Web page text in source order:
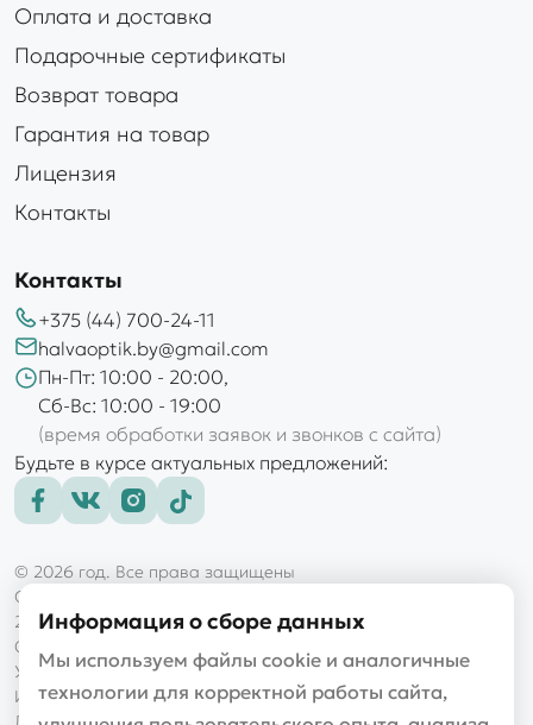
Оплата и доставка
Подарочные сертификаты
Возврат товара
Гарантия на товар
Лицензия
Контакты
Контакты
+375 (44) 700-24-11
halvaoptik.by@gmail.com
Пн-Пт: 10:00 - 20:00,
Сб-Вс: 10:00 - 19:00
(время обработки заявок и звонков с сайта)
Будьте в курсе актуальных предложений:
© 2026 год. Все права защищены
ООО «Голд оптик»
220101, г. Минск, пр-т Рокоссовского, д. 145, пом. 9Н
Свидетельство выдано Мингорисполкомом 16.11.2017
УНП 192997038
Интернет-магазин «halvaoptik.by»
Информация о сборе данных
Мы используем файлы cookie и аналогичные
технологии для корректной работы сайта,